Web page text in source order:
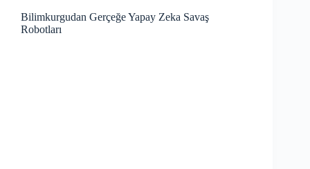
Bilimkurgudan Gerçeğe Yapay Zeka Savaş
Robotları